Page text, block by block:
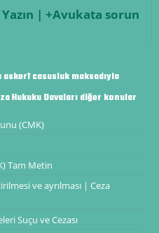
| +Avukata sorun
casusluk maksadıyla
Hukuku Davaları diğer konular
(CMK)
Tam Metin
ve ayrılması | Ceza
Suçu ve Cezası